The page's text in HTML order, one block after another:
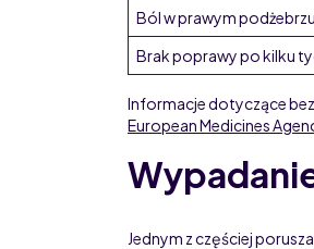
Ból w prawym podżebrzu
Brak poprawy po kilku
Informacje dotyczące
European Medicines
Jednym z częściej